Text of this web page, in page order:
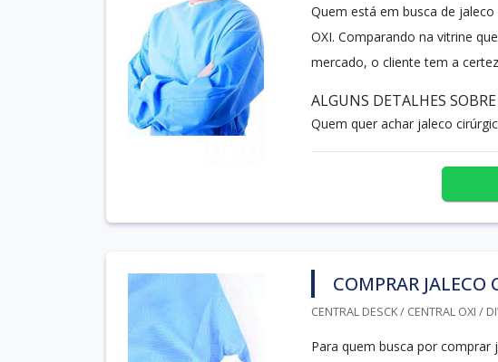
Quem está em busca de
OXI. Comparando na vitrine
mercado, o cliente tem a
ALGUNS DETALHES
Quem quer achar jaleco
COMPRAR JALECO
CENTRAL DESCK / CENTRAL OXI /
Para quem busca por comprar